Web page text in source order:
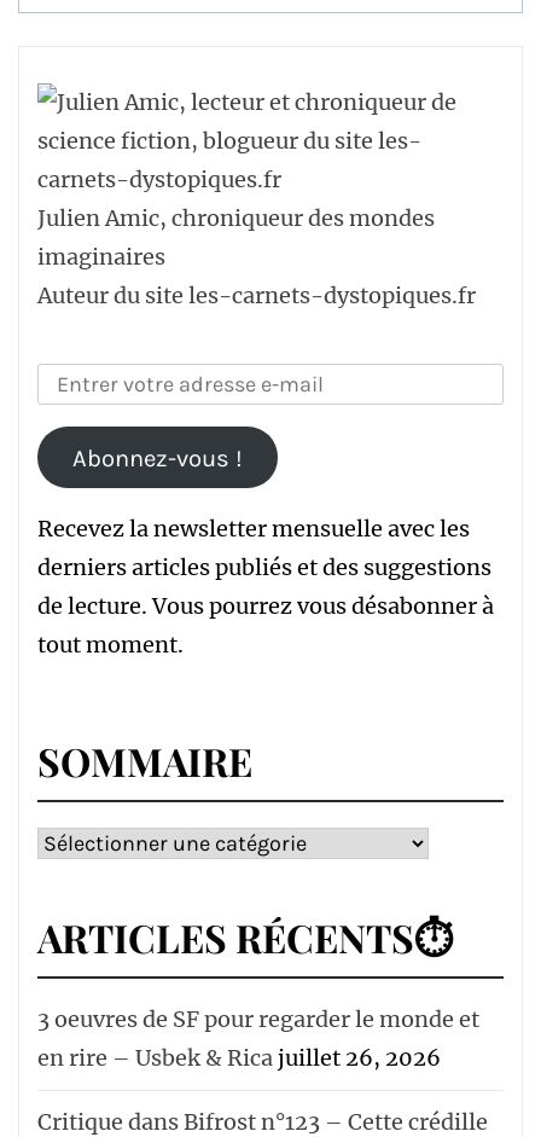
Julien Amic, chroniqueur des mondes
imaginaires
Auteur du site les-carnets-dystopiques.fr
Abonnez-vous !
Recevez la newsletter mensuelle avec les
derniers articles publiés et des suggestions
de lecture. Vous pourrez vous désabonner à
tout moment.
SOMMAIRE
Sommaire
ARTICLES RÉCENTS⏱
3 oeuvres de SF pour regarder le monde et
en rire – Usbek & Ricajuillet 26, 2026
Critique dans Bifrost n°123 – Cette crédille